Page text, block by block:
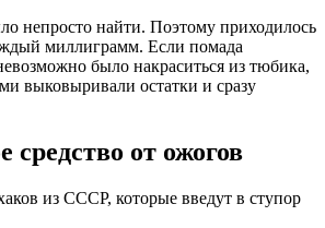
непросто найти. Поэтому приходилось
миллиграмм. Если помада
было накраситься из тюбика,
выковыривали остатки и сразу
средство от ожогов